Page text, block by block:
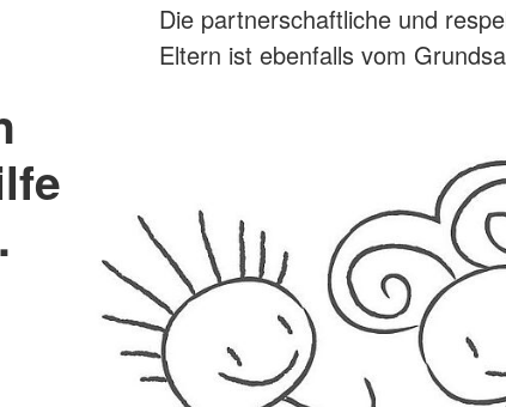
Die partnerschaftliche und
Eltern ist ebenfalls vom